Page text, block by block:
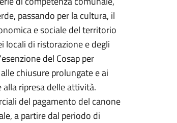
passando per la cultura, il
e sociale del territorio
locali di ristorazione e degli
del Cosap per
chiusure prolungate e ai
ripresa delle attività.
del pagamento del canone
a partire dal periodo di